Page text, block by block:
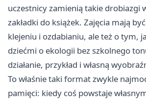
uczestnicy zamienią takie drobiazgi
zakładki do książek. Zajęcia mają
klejeniu i ozdabianiu, ale też o tym,
dziećmi o ekologii bez szkolnego
działanie, przykład i własną
To właśnie taki format zwykle
pamięci: kiedy coś powstaje